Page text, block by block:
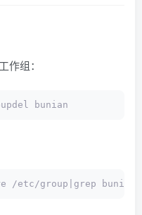
作组：
bunian
/etc/group|grep bunian